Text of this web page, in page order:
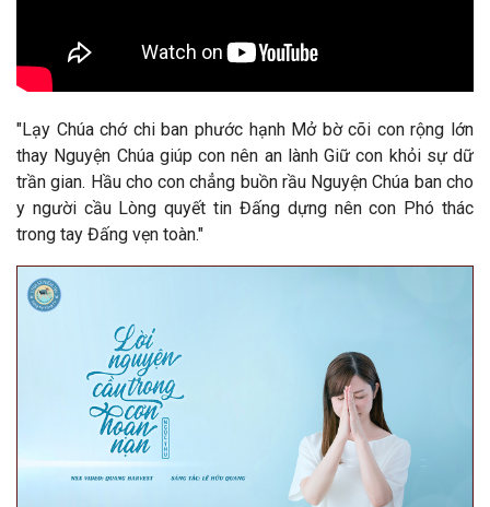
"Lạy Chúa chớ chi ban phước hạnh Mở bờ cõi con rộng lớn
thay Nguyện Chúa giúp con nên an lành Giữ con khỏi sự dữ
trần gian. Hầu cho con chẳng buồn rầu Nguyện Chúa ban cho
y người cầu Lòng quyết tin Đấng dựng nên con Phó thác
trong tay Đấng vẹn toàn."